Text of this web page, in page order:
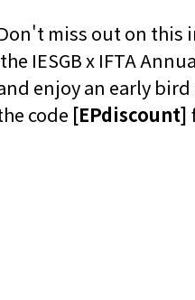
者入境计划
miss out on this
the IESGB x IFTA
enjoy an early
code [EPdiscount]